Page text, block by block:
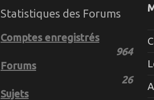
Statistiques des Forums
Comptes enregistrés
964
Forums
26
Sujets